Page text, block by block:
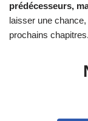
prédécesseurs,
laisser une
prochains